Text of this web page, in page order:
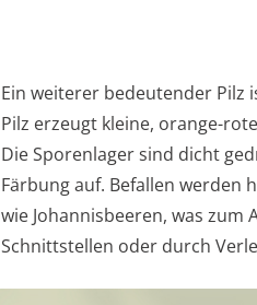
Ein weiterer bedeutender Pilz
Pilz erzeugt kleine, orange-
Die Sporenlager sind dicht
Färbung auf. Befallen werden
wie Johannisbeeren, was
Schnittstellen oder durch